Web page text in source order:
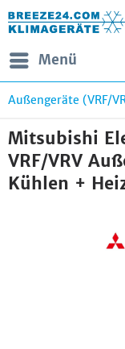
Menü
Außengeräte (VRF/
Mitsubishi
VRF/VRV
Kühlen +